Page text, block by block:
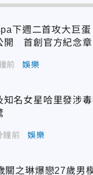
下週二首攻大巨
開 首創官方紀念章
前 娛樂
知名女星哈里發涉
鐘前 娛樂
關之琳爆戀27歲男